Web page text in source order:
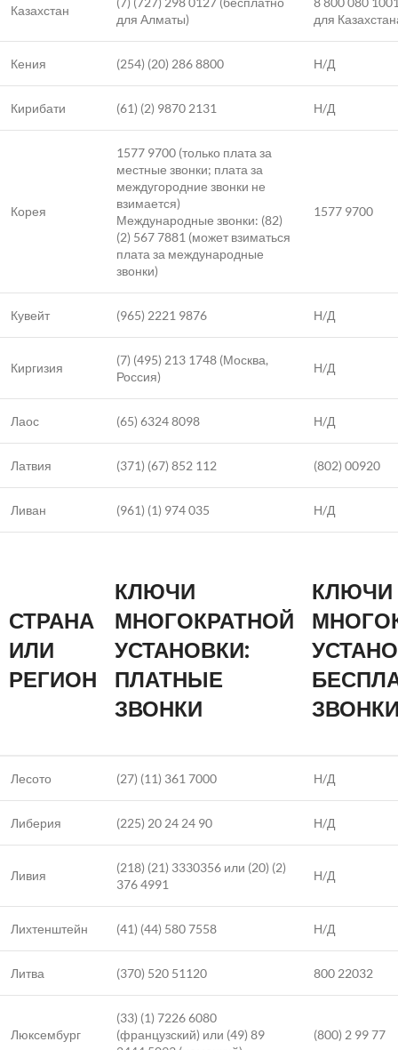
Казахстан
для Алматы)
для
Кения (254) (20) 286 8800 Н/Д
Кирибати (61) (2) 9870 2131 Н/Д
Корея
1577 9700 (только плата за
местные звонки; плата за
междугородние звонки не
взимается)
Международные звонки: (82)
(2) 567 7881 (может взиматься
плата за международные
звонки)
1577 9700
Кувейт (965) 2221 9876 Н/Д
Киргизия
(7) (495) 213 1748 (Москва,
Россия)
Н/Д
Лаос (65) 6324 8098 Н/Д
Латвия (371) (67) 852 112 (802) 00920
Ливан (961) (1) 974 035 Н/Д
СТРАНА
ИЛИ
РЕГИОН
КЛЮЧИ
МНОГОКРАТНОЙ
УСТАНОВКИ:
ПЛАТНЫЕ
ЗВОНКИ
КЛЮЧИ
Лесото (27) (11) 361 7000 Н/Д
Либерия (225) 20 24 24 90 Н/Д
Ливия
(218) (21) 3330356 или (20) (2)
376 4991
Н/Д
Лихтенштейн (41) (44) 580 7558 Н/Д
Литва (370) 520 51120 800 22032
Люксембург
(33) (1) 7226 6080
(французский) или (49) 89
(800) 2 99 77